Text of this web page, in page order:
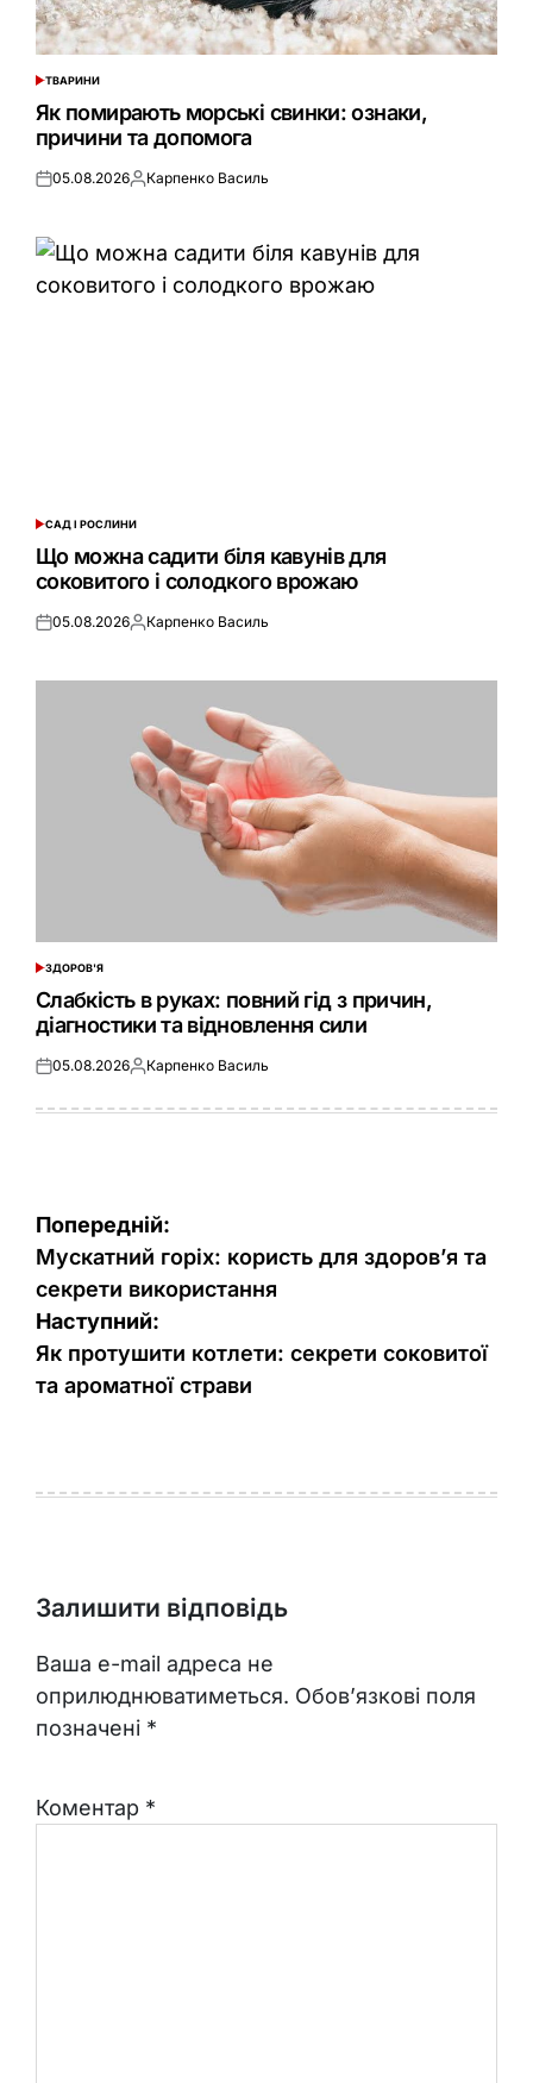
ОПУБЛІКУВАТИ
ТВАРИНИ
Як помирають морські свинки: ознаки,
причини та допомога
Оприлюднено
05.08.2026Опубліковано
Карпенко Василь
ОПУБЛІКУВАТИ
У
САД І РОСЛИНИ
Що можна садити біля кавунів для
соковитого і солодкого врожаю
Оприлюднено
05.08.2026Опубліковано
Карпенко Василь
ОПУБЛІКУВАТИ
ЗДОРОВ'Я
Слабкість в руках: повний гід з причин,
діагностики та відновлення сили
Оприлюднено
05.08.2026Опубліковано
Карпенко Василь
Навігація
записів
Попередній:
Мускатний горіх: користь для здоров’я та
секрети використання
Наступний:
Як протушити котлети: секрети соковитої
та ароматної страви
Залишити відповідь
Ваша e-mail адреса не
оприлюднюватиметься. Обов’язкові поля
позначені *
Коментар *